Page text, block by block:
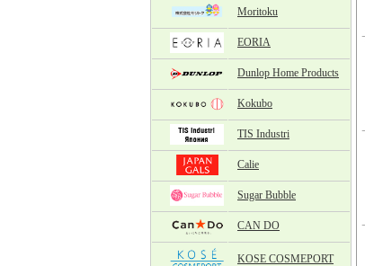
Moritoku
EORIA
Dunlop Home Products
Kokubo
TIS Industri
Calie
Sugar Bubble
CAN DO
KOSE COSMEPORT